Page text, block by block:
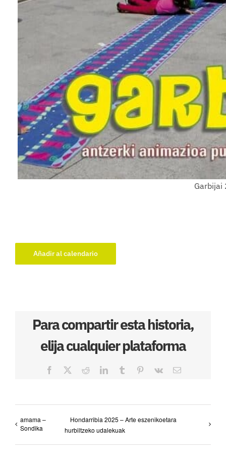
Garbijai
Añadir al calendario
Para compartir esta historia,
elija cualquier plataforma
Facebook RedditLinkedInTumblr Pinterest
Vk
Correo
amama –
Sondika
Hondarribia 2025 – Arte eszenikoetara
hurbiltzeko udalekuak